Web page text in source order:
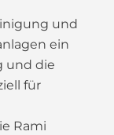
und
ein
und die
für
Rami